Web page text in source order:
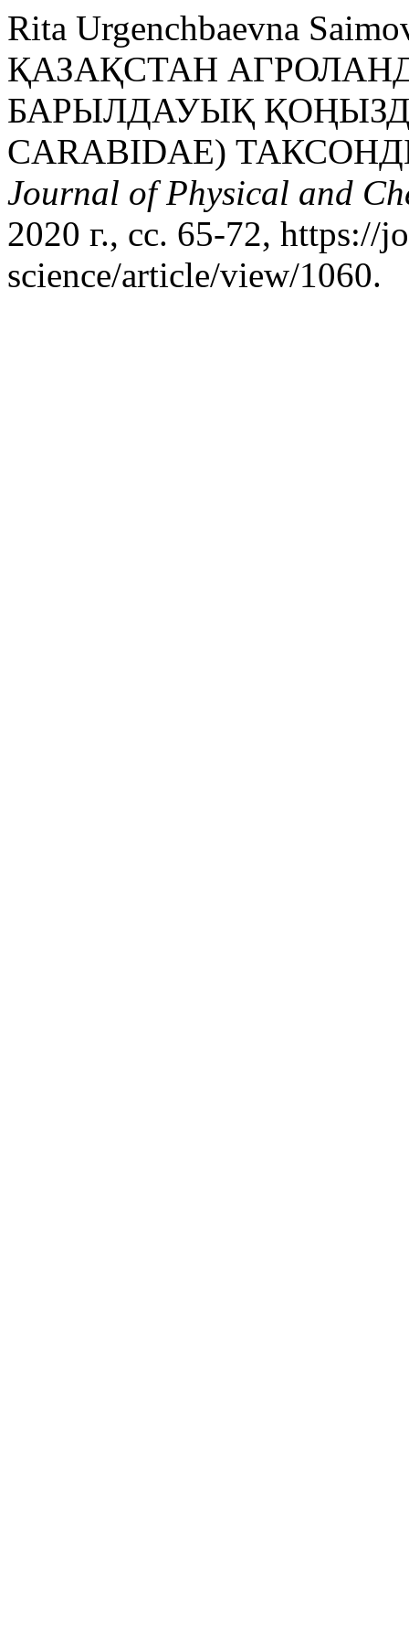
Rita Urgenchbaevna
ҚАЗАҚСТАН
БАРЫЛДАУЫҚ
CARABIDAE)
Journal of Physical and
2020 г., сс. 65-72, https://
science/article/view/1060.